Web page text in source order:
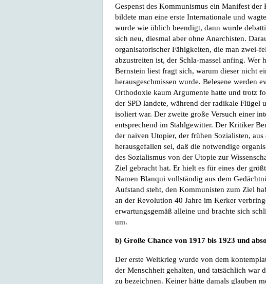
Gespenst des Kommunismus ein Manifest der
bildete man eine erste Internationale und
wurde wie üblich beendigt, dann wurde
sich neu, diesmal aber ohne Anarchisten.
organisatorischer Fähigkeiten, die man zwei-
abzustreiten ist, der Schla-massel anfing. Wer
Bernstein liest fragt sich, warum dieser nicht
herausgeschmissen wurde. Belesene werden
Orthodoxie kaum Argumente hatte und trotz
der SPD landete, während der radikale Flügel
isoliert war. Der zweite große Versuch einer
entsprechend im Stahlgewitter. Der Kritiker
der naiven Utopier, der frühen Sozialisten,
herausgefallen sei, daß die notwendige
des Sozialismus von der Utopie zur
Ziel gebracht hat. Er hielt es für eines der
Namen Blanqui vollständig aus dem
Aufstand steht, den Kommunisten zum Ziel
an der Revolution 40 Jahre im Kerker
erwartungsgemäß alleine und brachte sich
um.
b) Große Chance von 1917 bis 1923 und
Der erste Weltkrieg wurde von dem
der Menschheit gehalten, und tatsächlich war
zu bezeichnen. Keiner hätte damals glauben